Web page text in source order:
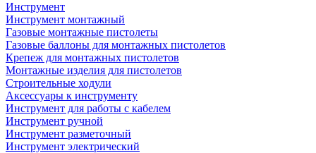
Инструмент
Инструмент монтажный
Газовые монтажные пистолеты
Газовые баллоны для монтажных пистолетов
Крепеж для монтажных пистолетов
Монтажные изделия для пистолетов
Строительные ходули
Аксессуары к инструменту
Инструмент для работы с кабелем
Инструмент ручной
Инструмент разметочный
Инструмент электрический